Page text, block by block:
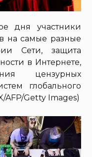
дня участники
на самые разные
Сети, защита
в Интернете,
цензурных
глобального
AFP/Getty Images)